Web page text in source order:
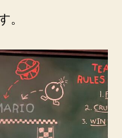
。